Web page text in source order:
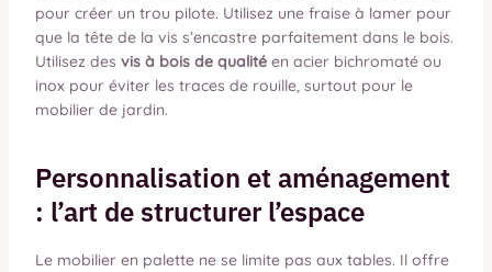
pour créer un trou pilote. Utilisez une fraise à lamer pour
que la tête de la vis s’encastre parfaitement dans le bois.
Utilisez des vis à bois de qualitéen acier bichromaté ou
inox pour éviter les traces de rouille, surtout pour le
mobilier de jardin.
Personnalisation et aménagement
: l’art de structurer l’espace
Le mobilier en palette ne se limite pas aux tables. Il offre